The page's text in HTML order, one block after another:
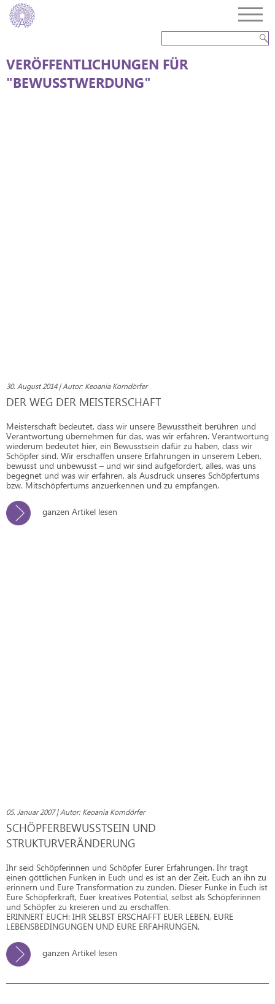
VERÖFFENTLICHUNGEN FÜR
"BEWUSSTWERDUNG"
30. August 2014 | Autor: Keoania Korndörfer
DER WEG DER MEISTERSCHAFT
Meisterschaft bedeutet, dass wir unsere Bewusstheit berühren und
Verantwortung übernehmen für das, was wir erfahren. Verantwortung
wiederum bedeutet hier, ein Bewusstsein dafür zu haben, dass wir
Schöpfer sind. Wir erschaffen unsere Erfahrungen in unserem Leben,
bewusst und unbewusst – und wir sind aufgefordert, alles, was uns
begegnet und was wir erfahren, als Ausdruck unseres Schöpfertums
bzw. Mitschöpfertums anzuerkennen und zu empfangen.
ganzen Artikel lesen
05. Januar 2007 | Autor: Keoania Korndörfer
SCHÖPFERBEWUSSTSEIN UND
STRUKTURVERÄNDERUNG
Ihr seid Schöpferinnen und Schöpfer Eurer Erfahrungen. Ihr tragt
einen göttlichen Funken in Euch und es ist an der Zeit, Euch an ihn zu
erinnern und Eure Transformation zu zünden. Dieser Funke in Euch ist
Eure Schöpferkraft, Euer kreatives Potential, selbst als Schöpferinnen
und Schöpfer zu kreieren und zu erschaffen.
ERINNERT EUCH: IHR SELBST ERSCHAFFT EUER LEBEN, EURE
LEBENSBEDINGUNGEN UND EURE ERFAHRUNGEN.
ganzen Artikel lesen